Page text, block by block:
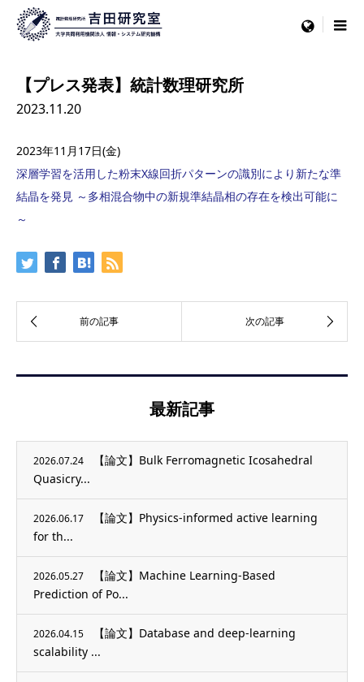
menu
【プレス発表】統計数理研究所
2023.11.20
2023年11月17日(金)
深層学習を活用した粉末X線回折パターンの識別により新たな準
結晶を発見 ～多相混合物中の新規準結晶相の存在を検出可能に
～
最新記事
2026.07.24
【論文】Bulk Ferromagnetic Icosahedral
Quasicry...
2026.06.17
【論文】Physics-informed active learning
for th...
2026.05.27
【論文】Machine Learning-Based
Prediction of Po...
2026.04.15
【論文】Database and deep-learning
scalability ...